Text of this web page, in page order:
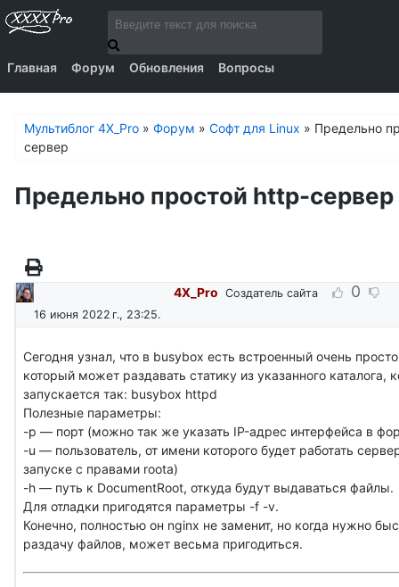
Главная Форум Обновления Вопросы
Мультиблог 4X_Pro » Форум » Софт для Linux » Предельно
сервер
Предельно простой http-сервер
4X_Pro Создатель сайта 0
16 июня 2022 г., 23:25.
Сегодня узнал, что в busybox есть встроенный очень
который может раздавать статику из указанного каталога,
запускается так: busybox httpd
Полезные параметры:
-p — порт (можно так же указать IP-адрес интерфейса в
-u — пользователь, от имени которого будет работать
запуске с правами rootа)
-h — путь к DocumentRoot, откуда будут выдаваться файлы.
Для отладки пригодятся параметры -f -v.
Конечно, полностью он nginx не заменит, но когда нужно
раздачу файлов, может весьма пригодиться.